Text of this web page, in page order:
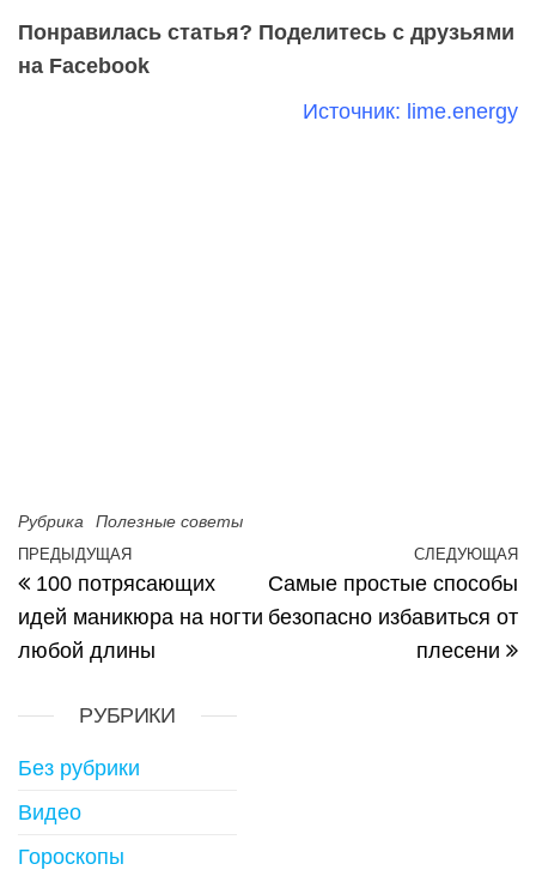
Понравилась статья? Поделитесь с друзьями
на Facebook
Источник: lime.energy
Рубрика Полезные советы
Навигация по записям
Предыдущая запись
ПРЕДЫДУЩАЯ
100 потрясающих
идей маникюра на ногти
любой длины
СЛЕДУЮЩАЯ
Cамые простые способы
безопасно избавиться от
плесени
РУБРИКИ
Без рубрики
Видео
Гороскопы